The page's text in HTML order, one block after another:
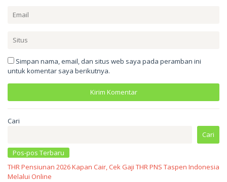
Simpan nama, email, dan situs web saya pada peramban ini
untuk komentar saya berikutnya.
Cari
Cari
Pos-pos Terbaru
THR Pensiunan 2026 Kapan Cair, Cek Gaji THR PNS Taspen Indonesia
Melalui Online